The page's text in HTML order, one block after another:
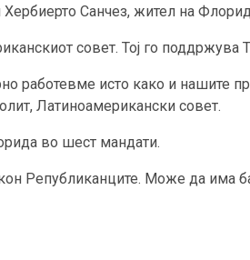
Санчез, жител на
совет. Тој го поддржува
работевме исто како и нашите
Латиноамерикански совет.
во шест мандати.
Републиканците. Може да има